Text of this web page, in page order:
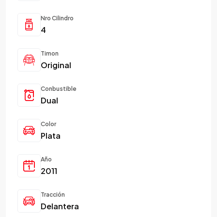
Nro Cilindro
4
Timon
Original
Conbustible
Dual
Color
Plata
Año
2011
Tracción
Delantera